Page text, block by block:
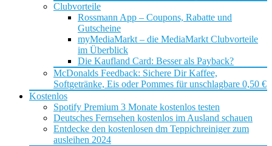
Clubvorteile
Rossmann App – Coupons, Rabatte und
Gutscheine
myMediaMarkt – die MediaMarkt Clubvorteile
im Überblick
Die Kaufland Card: Besser als Payback?
McDonalds Feedback: Sichere Dir Kaffee,
Softgetränke, Eis oder Pommes für unschlagbare 0,50 €
Kostenlos
Spotify Premium 3 Monate kostenlos testen
Deutsches Fernsehen kostenlos im Ausland schauen
Entdecke den kostenlosen dm Teppichreiniger zum
ausleihen 2024